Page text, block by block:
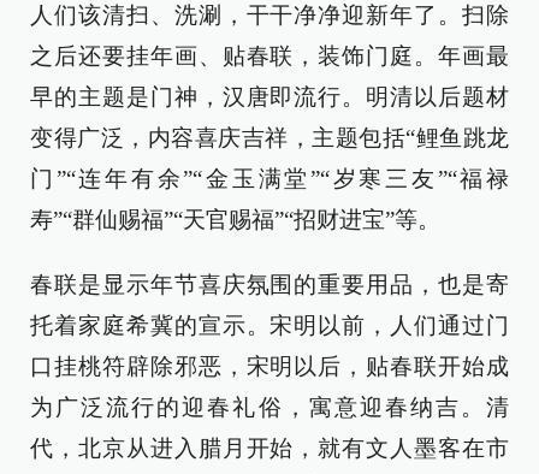
人们该清扫、洗涮，干干净净迎新年了。扫除
之后还要挂年画、贴春联，装饰门庭。年画最
早的主题是门神，汉唐即流行。明清以后题材
变得广泛，内容喜庆吉祥，主题包括“鲤鱼跳龙
门”“连年有余”“金玉满堂”“岁寒三友”“福禄
寿”“群仙赐福”“天官赐福”“招财进宝”等。
春联是显示年节喜庆氛围的重要用品，也是寄
托着家庭希冀的宣示。宋明以前，人们通过门
口挂桃符辟除邪恶，宋明以后，贴春联开始成
为广泛流行的迎春礼俗，寓意迎春纳吉。清
代，北京从进入腊月开始，就有文人墨客在市